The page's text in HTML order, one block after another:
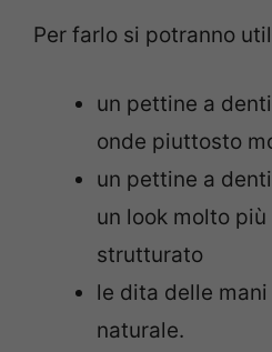
Per farlo si potranno
un pettine a
onde piuttosto
un pettine a
un look molto
strutturato
le dita delle
naturale.